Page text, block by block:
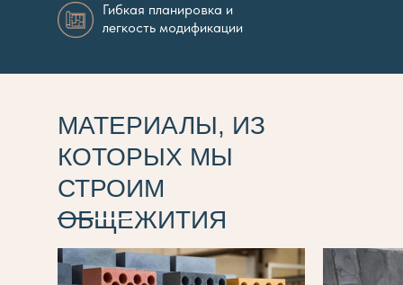
Гибкая планировка и
легкость модификации
МАТЕРИАЛЫ, ИЗ
КОТОРЫХ МЫ
СТРОИМ
ОБЩЕЖИТИЯ